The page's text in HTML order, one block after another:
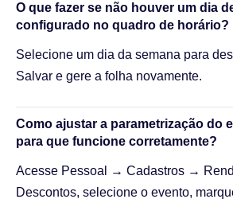
O que fazer se não houver um dia
configurado no quadro de horário?
Selecione um dia da semana para
Salvar e gere a folha novamente.
Como ajustar a parametrização do
para que funcione corretamente?
Acesse Pessoal → Cadastros →
Descontos, selecione o evento,